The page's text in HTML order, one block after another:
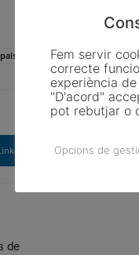
diputació jornada
Email
de
Fem servir
correcte
experiència
"D'acord"
pot rebutjar o
Opcions de